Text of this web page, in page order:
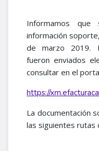
Informamos que
información
de marzo 2019.
fueron enviados
consultar en el
https://
La documentación
las siguientes rutas